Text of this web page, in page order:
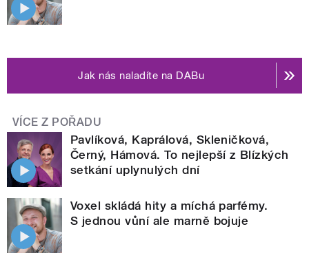
Jak nás naladíte na DABu
VÍCE Z POŘADU
Pavlíková, Kaprálová, Skleničková,
Černý, Hámová. To nejlepší z Blízkých
setkání uplynulých dní
Voxel skládá hity a míchá parfémy.
S jednou vůní ale marně bojuje